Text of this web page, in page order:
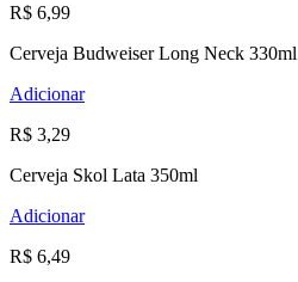
R$ 6,99
Cerveja Budweiser Long Neck 330ml
Adicionar
R$ 3,29
Cerveja Skol Lata 350ml
Adicionar
R$ 6,49